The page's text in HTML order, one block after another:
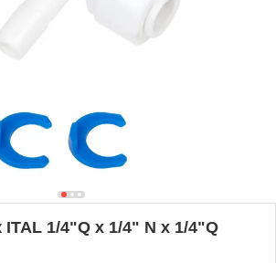
ITAL 1/4"Q x 1/4" N x 1/4"Q